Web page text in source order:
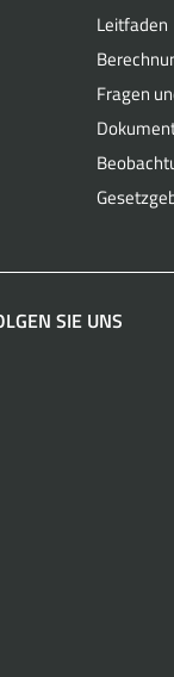
Leitfaden
Fragen
SIE UNS